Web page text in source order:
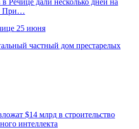
При…
25 июня
частный дом престарелых
$14 млрд в строительство
интеллекта